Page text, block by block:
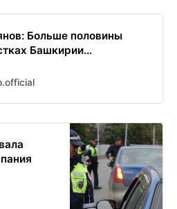
Больше половины
Башкирии...